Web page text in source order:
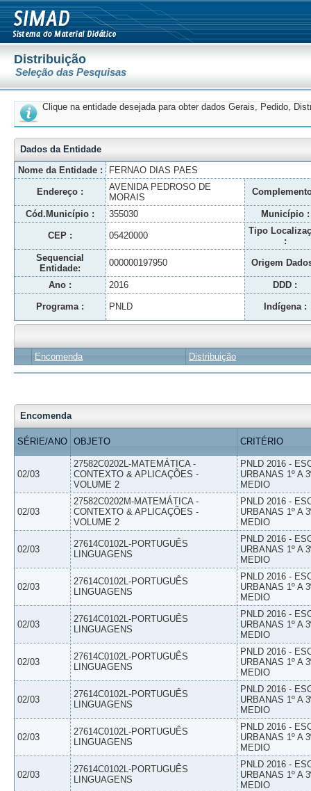
Distribuição
Seleção das Pesquisas
Clique na entidade desejada para obter dados Gerais, Pedido,
Dados da Entidade
Nome da Entidade :
FERNAO DIAS PAES
Endereço :
AVENIDA PEDROSO DE
MORAIS
Cód.Município : 355030 Município :
CEP : 05420000
Tipo
:
Sequencial
Entidade:
000000197950 Origem
Ano : 2016 DDD :
Programa : PNLD Indígena :
Encomenda Distribuição
Encomenda
SÉRIE/ANO OBJETO CRITÉRIO
02/03
27582C0202L-MATEMÁTICA -
CONTEXTO & APLICAÇÕES -
VOLUME 2
PNLD 2016 -
URBANAS 1º A
MEDIO
02/03
27582C0202M-MATEMÁTICA -
CONTEXTO & APLICAÇÕES -
VOLUME 2
PNLD 2016 -
URBANAS 1º A
MEDIO
02/03
27614C0102L-PORTUGUÊS
LINGUAGENS
PNLD 2016 -
URBANAS 1º A
MEDIO
02/03
27614C0102L-PORTUGUÊS
LINGUAGENS
PNLD 2016 -
URBANAS 1º A
MEDIO
02/03
27614C0102L-PORTUGUÊS
LINGUAGENS
PNLD 2016 -
URBANAS 1º A
MEDIO
02/03
27614C0102L-PORTUGUÊS
LINGUAGENS
PNLD 2016 -
URBANAS 1º A
MEDIO
02/03
27614C0102L-PORTUGUÊS
LINGUAGENS
PNLD 2016 -
URBANAS 1º A
MEDIO
02/03
27614C0102L-PORTUGUÊS
LINGUAGENS
PNLD 2016 -
URBANAS 1º A
MEDIO
02/03
27614C0102L-PORTUGUÊS
LINGUAGENS
PNLD 2016 -
URBANAS 1º A
MEDIO